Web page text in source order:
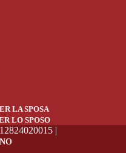
LA SPOSA
LO SPOSO
|